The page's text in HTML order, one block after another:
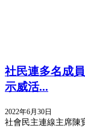
社民連多名成
示威活...
2022年6月30日
社會民主連線主席陳